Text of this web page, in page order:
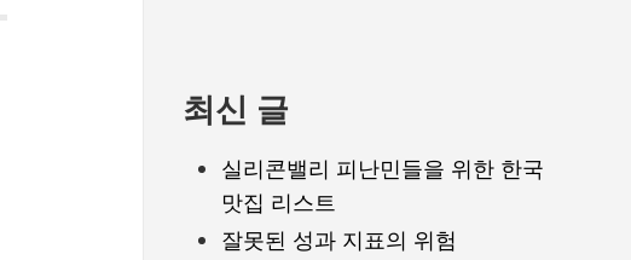
최신 글
실리콘밸리 피난민들을 위한 한국
맛집 리스트
잘못된 성과 지표의 위험